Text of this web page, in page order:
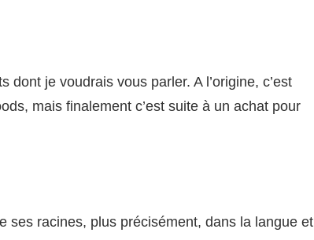
dont je voudrais vous parler. A l’origine, c’est
mais finalement c’est suite à un achat pour
ses racines, plus précisément, dans la langue et